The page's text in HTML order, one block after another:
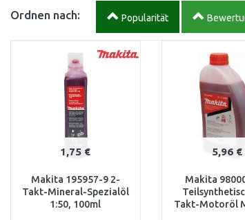
Ordnen nach: Popularität
1,75 €
Makita 195957-9 2-
Takt-Mineral-Spezialöl
1:50, 100ml
5,96 €
Makita
Takt-Motoröl